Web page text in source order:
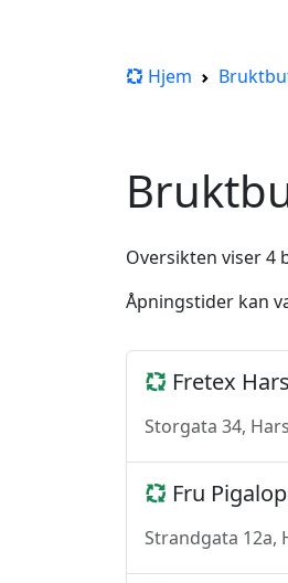
Hjem
Oversikten viser 4
Åpningstider kan
Fretex
Storgata 34,
Fru
Strandgata 12a,